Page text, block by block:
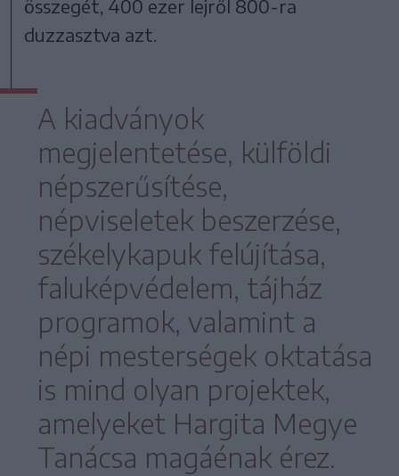
összegét, 400 ezer lejről 800-ra
duzzasztva azt.
A kiadványok
megjelentetése, külföldi
népszerűsítése,
népviseletek beszerzése,
székelykapuk felújítása,
faluképvédelem, tájház
programok, valamint a
népi mesterségek oktatása
is mind olyan projektek,
amelyeket Hargita Megye
Tanácsa magáénak érez.